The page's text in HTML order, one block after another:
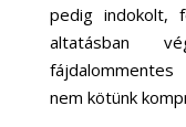
pedig indokolt,
altatásban
nem kötünk